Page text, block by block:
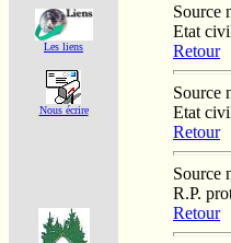
Les liens
Nous écrire
Source
Etat
Retour
Source
Etat
Retour
Source
R.P.
Retour